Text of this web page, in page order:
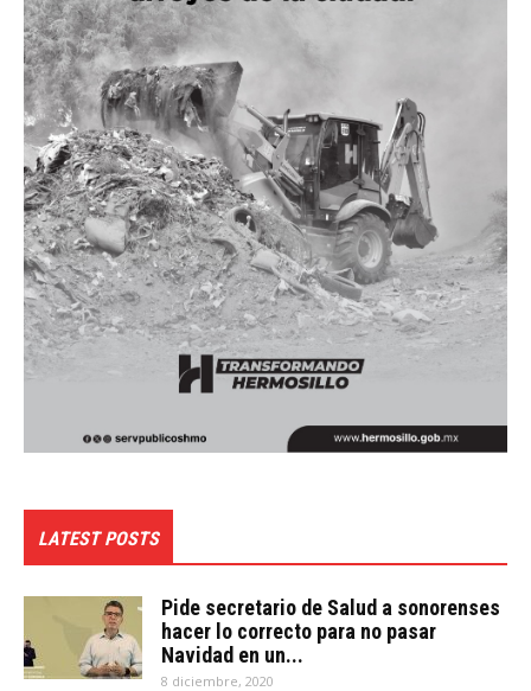
LATEST POSTS
Pide secretario de Salud a sonorenses
hacer lo correcto para no pasar
Navidad en un...
8 diciembre, 2020